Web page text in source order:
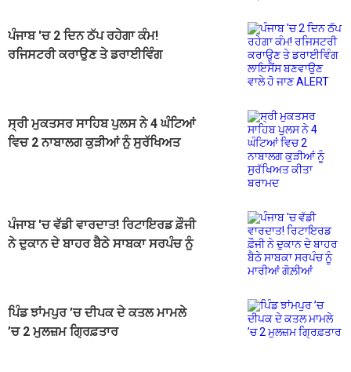
ਪੰਜਾਬ 'ਚ 2 ਦਿਨ ਠੱਪ ਰਹੇਗਾ ਕੰਮ!
ਰਜਿਸਟਰੀ ਕਰਾਉਣ ਤੇ ਡਰਾਈਵਿੰਗ
ਸ੍ਰੀ ਮੁਕਤਸਰ ਸਾਹਿਬ ਪੁਲਸ ਨੇ 4 ਘੰਟਿਆਂ
ਵਿਚ 2 ਨਾਬਾਲਗ ਕੁੜੀਆਂ ਨੂੰ ਸੁਰੱਖਿਅਤ
ਪੰਜਾਬ 'ਚ ਵੱਡੀ ਵਾਰਦਾਤ! ਰਿਟਾਇਰਡ ਫ਼ੌਜੀ
ਨੇ ਦੁਕਾਨ ਦੇ ਬਾਹਰ ਬੈਠੇ ਸਾਬਕਾ ਸਰਪੰਚ ਨੂੰ
ਪਿੰਡ ਝਾਂਮਪੁਰ ’ਚ ਦੀਪਕ ਦੇ ਕਤਲ ਮਾਮਲੇ
’ਚ 2 ਮੁਲਜ਼ਮ ਗ੍ਰਿਫ਼ਤਾਰ